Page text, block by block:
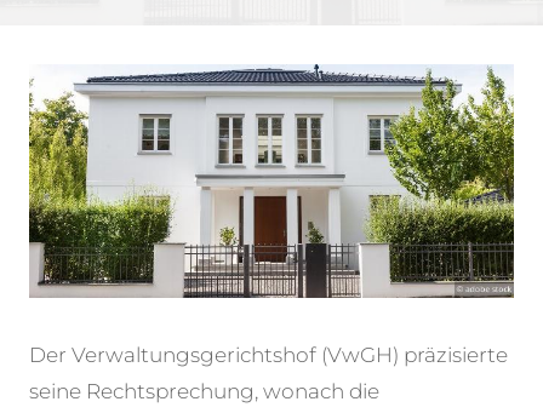
Der Verwaltungsgerichtshof (VwGH) präzisierte
seine Rechtsprechung, wonach die